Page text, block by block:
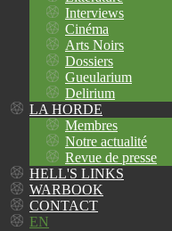
Interviews
Cinéma
Arts Noirs
Dossiers
Gueularium
Delirium
LA HORDE
Membres
Notre actualité
Revue de presse
HELL'S LINKS
WARBOOK
CONTACT
EN